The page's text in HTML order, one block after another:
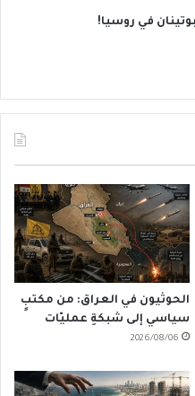
في روسيا!
الحوثيون في العراق: من مكتبٍ
سياسي إلى شبكةِ عمليّات
2026/08/06